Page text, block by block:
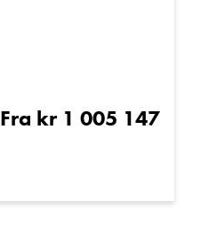
Fra kr 1 005 147